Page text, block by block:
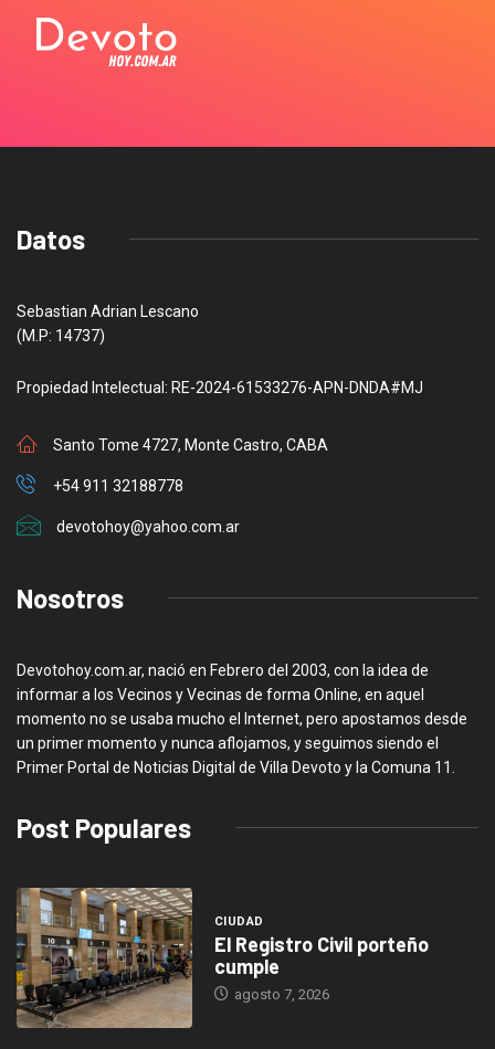
Datos
Sebastian Adrian Lescano
(M.P: 14737)
Propiedad Intelectual: RE-2024-61533276-APN-DNDA#MJ
Santo Tome 4727, Monte Castro, CABA
+54 911 32188778
devotohoy@yahoo.com.ar
Nosotros
Devotohoy.com.ar, nació en Febrero del 2003, con la idea de
informar a los Vecinos y Vecinas de forma Online, en aquel
momento no se usaba mucho el Internet, pero apostamos desde
un primer momento y nunca aflojamos, y seguimos siendo el
Primer Portal de Noticias Digital de Villa Devoto y la Comuna 11.
Post Populares
CIUDAD
El Registro Civil porteño
cumple
agosto 7, 2026